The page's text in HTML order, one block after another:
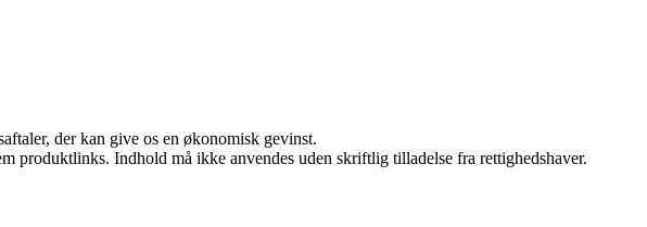
der kan give os en økonomisk gevinst.
produktlinks. Indhold må ikke anvendes uden skriftlig tilladelse fra rettighedshaver.